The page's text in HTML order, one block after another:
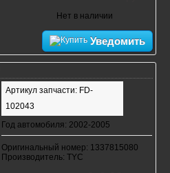
Нет в наличии
Уведомить
Артикул запчасти: FD-
102043
Год автомобиля: 2002-2005
Оригинальный номер: 1337815080
Производитель: TYC